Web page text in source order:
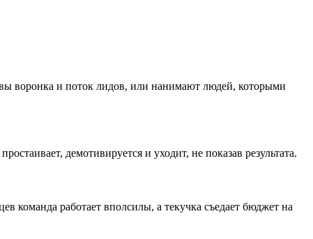
воронка и поток лидов, или нанимают людей, которыми
демотивируется и уходит, не показав результата.
команда работает вполсилы, а текучка съедает бюджет на